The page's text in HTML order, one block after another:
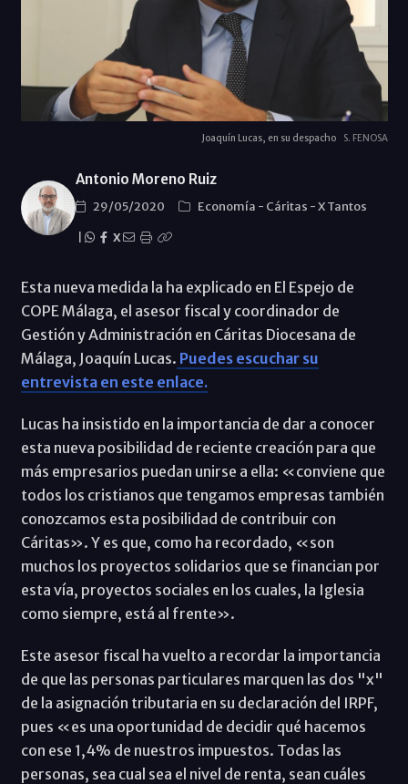
Joaquín Lucas, en su despacho S. FENOSA
Antonio Moreno Ruiz
29/05/2020 Economí­a - Cáritas -X Tantos
X
Esta nueva medida la ha explicado en El Espejo de
COPE Málaga, el asesor fiscal y coordinador de
Gestión y Administración en Cáritas Diocesana de
Málaga, Joaquín Lucas. Puedes escuchar su
entrevista en este enlace.
Lucas ha insistido en la importancia de dar a conocer
esta nueva posibilidad de reciente creación para que
más empresarios puedan unirse a ella: «conviene que
todos los cristianos que tengamos empresas también
conozcamos esta posibilidad de contribuir con
Cáritas». Y es que, como ha recordado, «son
muchos los proyectos solidarios que se financian por
esta vía, proyectos sociales en los cuales, la Iglesia
como siempre, está al frente».
Este asesor fiscal ha vuelto a recordar la importancia
de que las personas particulares marquen las dos "x"
de la asignación tributaria en su declaración del IRPF,
pues «es una oportunidad de decidir qué hacemos
con ese 1,4% de nuestros impuestos. Todas las
personas, sea cual sea el nivel de renta, sean cuáles